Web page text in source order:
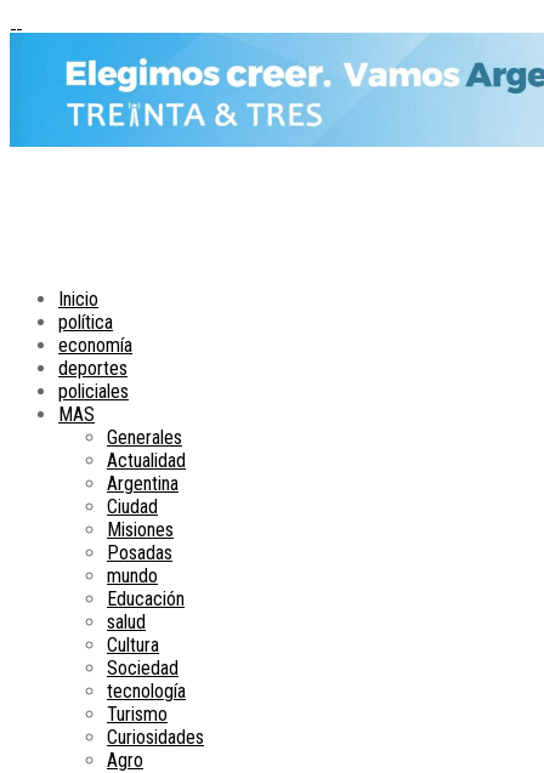
Inicio
política
economía
deportes
policiales
MAS
Generales
Actualidad
Argentina
Ciudad
Misiones
Posadas
mundo
Educación
salud
Cultura
Sociedad
tecnología
Turismo
Curiosidades
Agro